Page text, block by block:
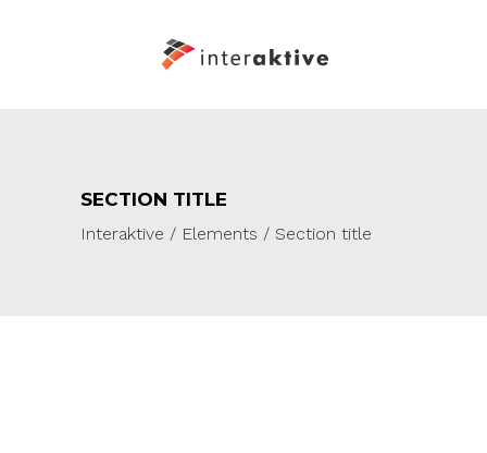
SECTION TITLE
Interaktive / Elements / Section title